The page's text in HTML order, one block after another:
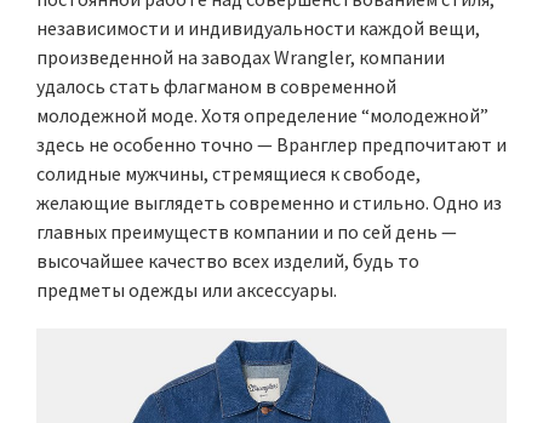
независимости и индивидуальности каждой вещи,
произведенной на заводах Wrangler, компании
удалось стать флагманом в современной
молодежной моде. Хотя определение “молодежной”
здесь не особенно точно — Вранглер предпочитают и
солидные мужчины, стремящиеся к свободе,
желающие выглядеть современно и стильно. Одно из
главных преимуществ компании и по сей день —
высочайшее качество всех изделий, будь то
предметы одежды или аксессуары.